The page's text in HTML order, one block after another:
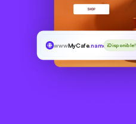
wwwMyCafe.name ¡Disponible!